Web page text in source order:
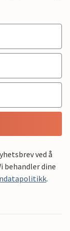
ved å
behandler dine
.